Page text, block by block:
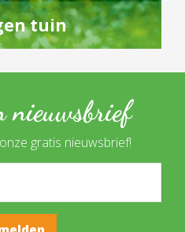
tuin
nieuwsbrief
gratis nieuwsbrief!